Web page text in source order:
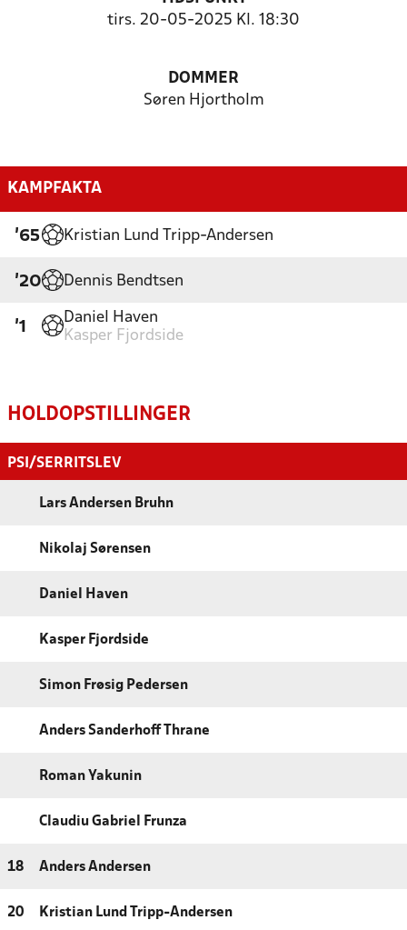
tirs. 20-05-2025 Kl. 18:30
DOMMER
Søren Hjortholm
KAMPFAKTA
'65 Kristian Lund Tripp-Andersen
'20 Dennis Bendtsen
'1
Daniel Haven
Kasper Fjordside
HOLDOPSTILLINGER
PSI/SERRITSLEV
Lars Andersen Bruhn
Nikolaj Sørensen
Daniel Haven
Kasper Fjordside
Simon Frøsig Pedersen
Anders Sanderhoff Thrane
Roman Yakunin
Claudiu Gabriel Frunza
18 Anders Andersen
20 Kristian Lund Tripp-Andersen